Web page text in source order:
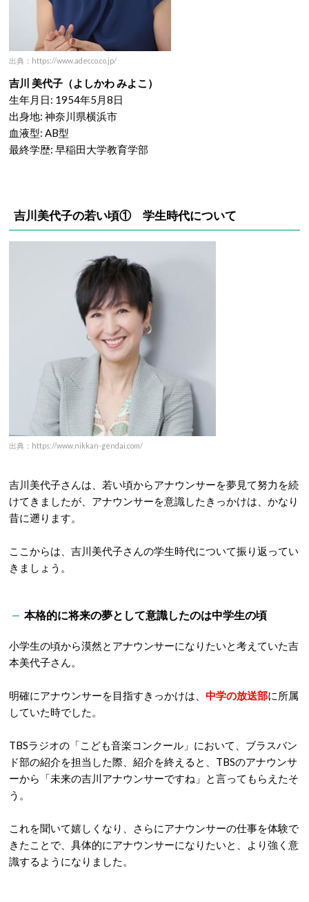
出典：https://www.adecco.co.jp/
吉川 美代子（よしかわ みよこ）
生年月日: 1954年5月8日
出身地: 神奈川県横浜市
血液型: AB型
最終学歴: 早稲田大学教育学部
吉川美代子の若い頃① 学生時代について
出典：https://www.nikkan-gendai.com/
吉川美代子さんは、若い頃からアナウンサーを夢見て努力を続
けてきましたが、アナウンサーを意識したきっかけは、かなり
昔に遡ります。
ここからは、吉川美代子さんの学生時代について振り返ってい
きましょう。
本格的に将来の夢として意識したのは中学生の頃
小学生の頃から漠然とアナウンサーになりたいと考えていた吉
本美代子さん。
明確にアナウンサーを目指すきっかけは、 中学の放送部に所属
していた時でした。
TBSラジオの「こども音楽コンクール」において、ブラスバン
ド部の紹介を担当した際、紹介を終えると、TBSのアナウンサ
ーから「未来の吉川アナウンサーですね」と言ってもらえたそ
う。
これを聞いて嬉しくなり、さらにアナウンサーの仕事を体験で
きたことで、具体的にアナウンサーになりたいと、より強く意
識するようになりました。